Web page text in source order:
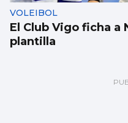
VOLEIBOL
El Club Vigo ficha a
plantilla